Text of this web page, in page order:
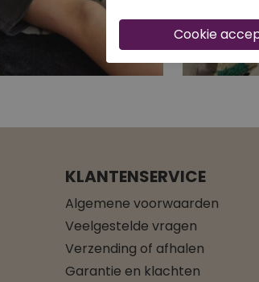
Bekijk look
KLANTENSERVICE
Algemene voorwaarden
Veelgestelde vragen
Verzending of afhalen
Garantie en klachten